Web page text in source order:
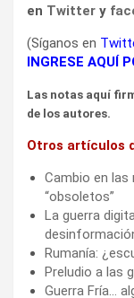
en Twitter y
(Síganos en
INGRESE AQUÍ
Las notas aquí
de los autores.
Otros artículos
Cambio en las
“obsoletos”
La guerra
Rumanía:
Preludio a las
Guerra Fría…